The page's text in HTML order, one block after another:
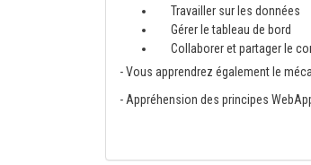
Travailler sur les données
Gérer le tableau de bord
Collaborer et partager le
- Vous apprendrez également le
- Appréhension des principes